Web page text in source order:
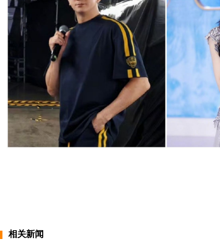
相关新闻